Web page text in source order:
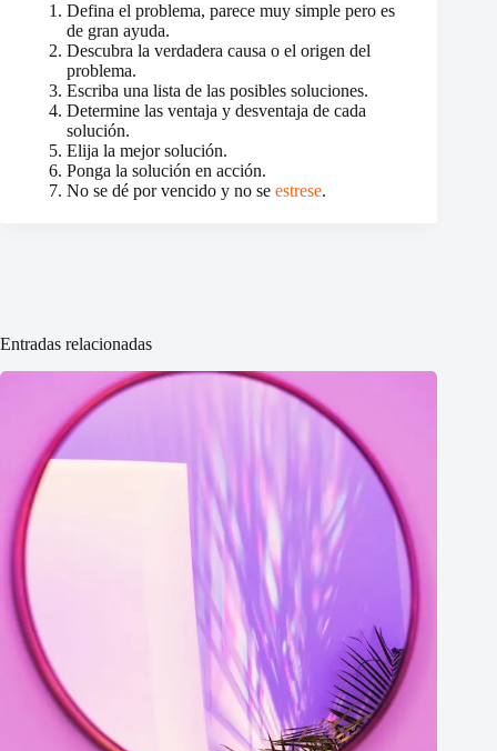
Defina el problema, parece muy simple pero es
de gran ayuda.
Descubra la verdadera causa o el origen del
problema.
Escriba una lista de las posibles soluciones.
Determine las ventaja y desventaja de cada
solución.
Elija la mejor solución.
Ponga la solución en acción.
No se dé por vencido y no se estrese.
Entradas relacionadas